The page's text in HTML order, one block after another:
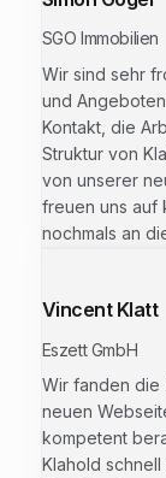
SGO Immobilien
Wir sind sehr
und
Kontakt, die
Struktur von
von unserer
freuen uns auf
nochmals an
Vincent Klatt
Eszett GmbH
Wir fanden die
neuen
kompetent
Klahold